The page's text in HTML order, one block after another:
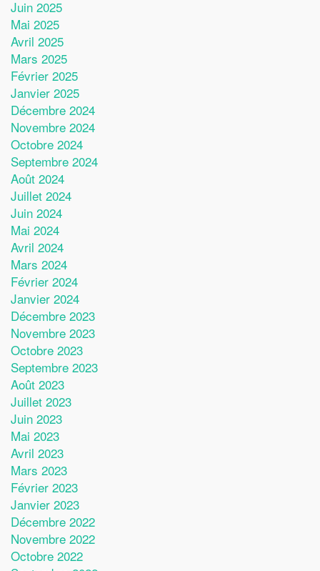
Juin 2025
Mai 2025
Avril 2025
Mars 2025
Février 2025
Janvier 2025
Décembre 2024
Novembre 2024
Octobre 2024
Septembre 2024
Août 2024
Juillet 2024
Juin 2024
Mai 2024
Avril 2024
Mars 2024
Février 2024
Janvier 2024
Décembre 2023
Novembre 2023
Octobre 2023
Septembre 2023
Août 2023
Juillet 2023
Juin 2023
Mai 2023
Avril 2023
Mars 2023
Février 2023
Janvier 2023
Décembre 2022
Novembre 2022
Octobre 2022